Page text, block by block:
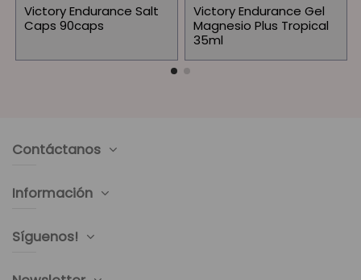
Victory Endurance Salt
Caps 90caps
Victory Endurance Gel
Magnesio Plus Tropical
35ml
Contáctanos
Información
Síguenos!